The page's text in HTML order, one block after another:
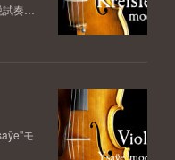
試奏…
モ